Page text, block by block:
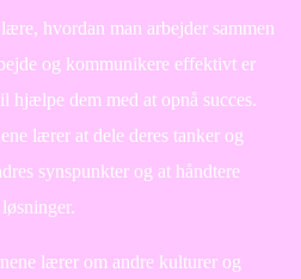
hvordan man arbejder sammen
og kommunikere effektivt er
hjælpe dem med at opnå succes.
lærer at dele deres tanker og
synspunkter og at håndtere
lærer om andre kulturer og